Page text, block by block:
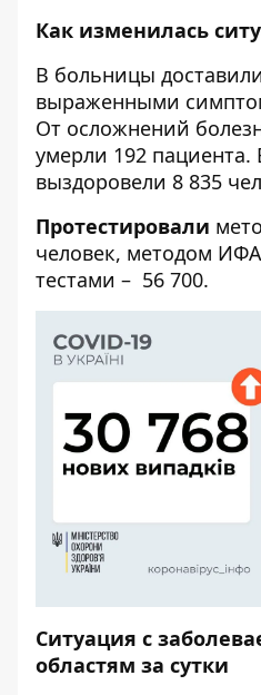
Как изменилась
В больницы
выраженными
От осложнений
умерли 192 пациента.
выздоровели 8 835
Протестировали
человек, методом ИФА
тестами – 56 700.
Ситуация с
областям за сутки